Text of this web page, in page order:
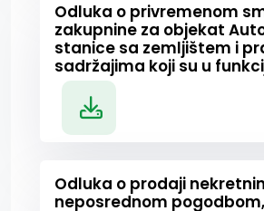
Odluka o privremenom
zakupnine za objekat
stanice sa zemljištem i
sadržajima koji su u
Odluka o prodaji
neposrednom